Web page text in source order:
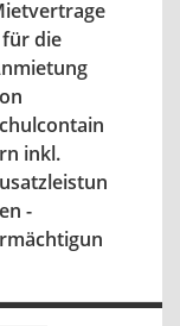
die
inkl.
-